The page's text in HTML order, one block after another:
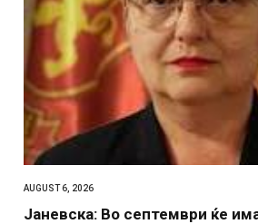
AUGUST 6, 2026
Јаневска: Во септември ќе